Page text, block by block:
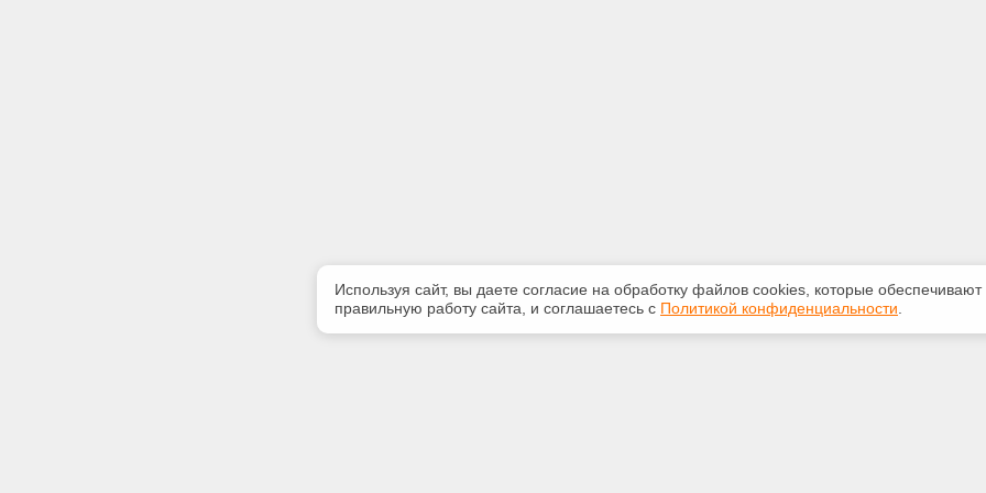
Используя сайт, вы даете согласие на обработку файлов сооkiеs, которые обеспечивают
правильную работу сайта, и соглашаетесь с Политикой конфиденциальности.